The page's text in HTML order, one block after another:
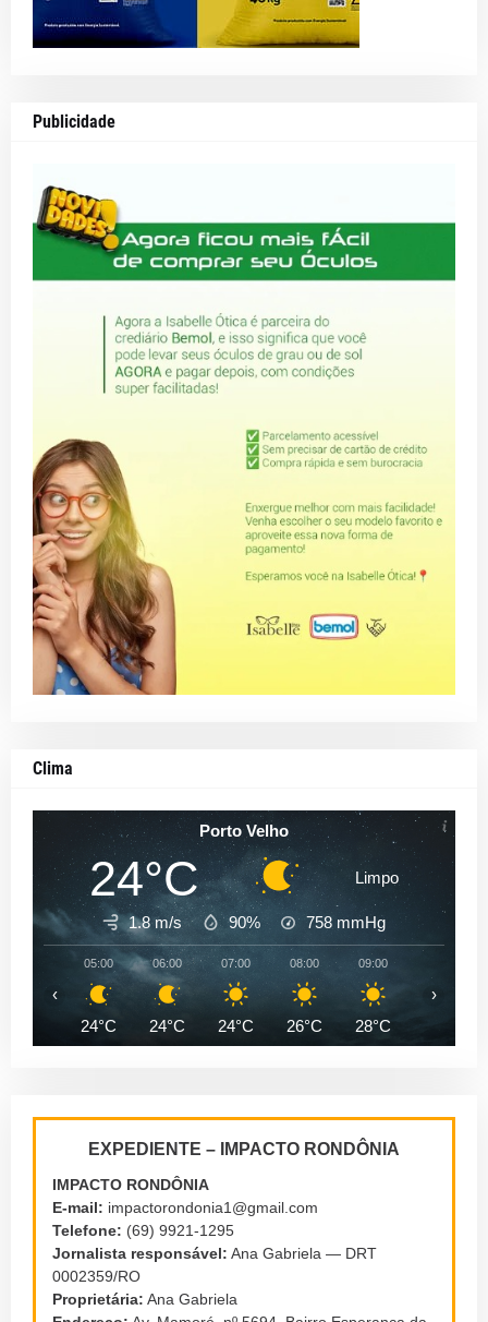
Publicidade
Clima
Porto Velho
24°C Limpo
1.8 m/s 90% 758 mmHg
05:00
24°C
06:00
24°C
07:00
24°C
08:00
26°C
09:00
28°C
‹ ›
EXPEDIENTE – IMPACTO RONDÔNIA
IMPACTO RONDÔNIA
E-mail: impactorondonia1@gmail.com
Telefone: (69) 9921-1295
Jornalista responsável: Ana Gabriela — DRT
0002359/RO
Proprietária: Ana Gabriela